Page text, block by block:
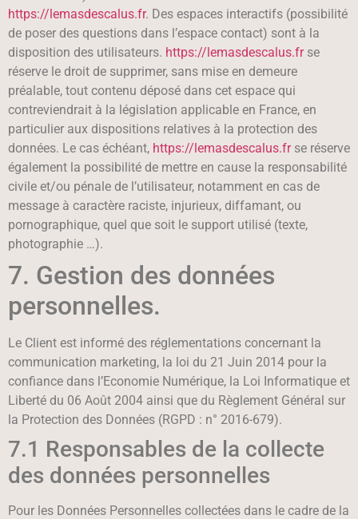
https://lemasdescalus.fr. Des espaces interactifs (possibilité
de poser des questions dans l’espace contact) sont à la
disposition des utilisateurs. https://lemasdescalus.frse
réserve le droit de supprimer, sans mise en demeure
préalable, tout contenu déposé dans cet espace qui
contreviendrait à la législation applicable en France, en
particulier aux dispositions relatives à la protection des
données. Le cas échéant, https://lemasdescalus.frse réserve
également la possibilité de mettre en cause la responsabilité
civile et/ou pénale de l’utilisateur, notamment en cas de
message à caractère raciste, injurieux, diffamant, ou
pornographique, quel que soit le support utilisé (texte,
photographie …).
7. Gestion des données
personnelles.
Le Client est informé des réglementations concernant la
communication marketing, la loi du 21 Juin 2014 pour la
confiance dans l’Economie Numérique, la Loi Informatique et
Liberté du 06 Août 2004 ainsi que du Règlement Général sur
la Protection des Données (RGPD : n° 2016-679).
7.1 Responsables de la collecte
des données personnelles
Pour les Données Personnelles collectées dans le cadre de la